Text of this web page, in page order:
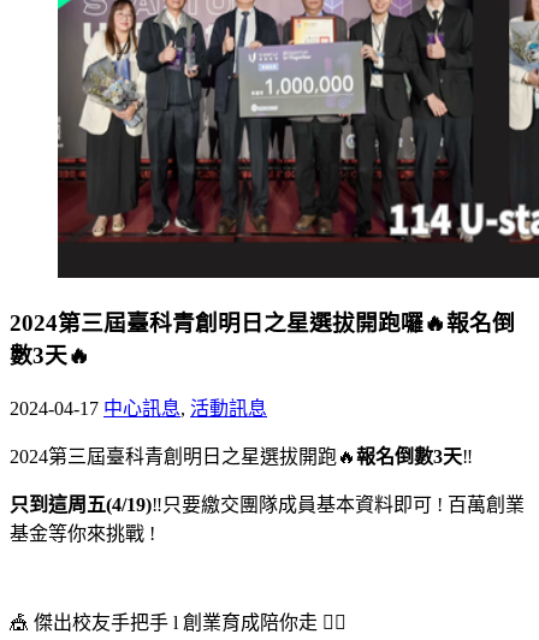
2024第三屆臺科青創明日之星選拔開跑囉🔥報名倒
數3天🔥
2024-04-17 中心訊息, 活動訊息
2024第三屆臺科青創明日之星選拔開跑🔥報名倒數3天‼️
只到這周五(4/19)‼️只要繳交團隊成員基本資料即可 ! 百萬創業
基金等你來挑戰 !
🎪 傑出校友手把手 l 創業育成陪你走 🤹‍♀️